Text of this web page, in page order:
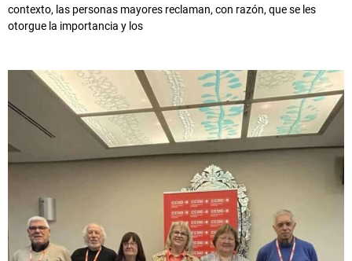
contexto, las personas mayores reclaman, con razón, que se les
otorgue la importancia y los